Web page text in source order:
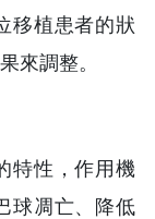
移植患者的狀
來調整。
特性，作用機
球凋亡、降低